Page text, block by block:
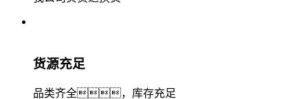
货源充足
品类齐全，库存充足